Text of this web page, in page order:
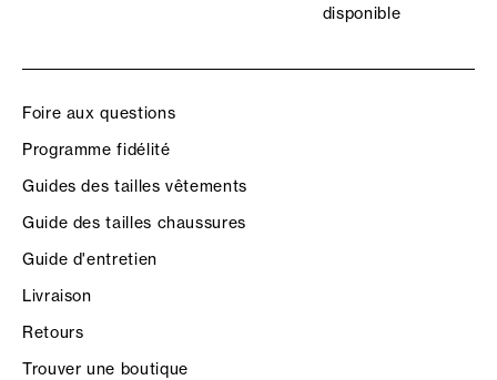
disponible
Foire aux questions
Programme fidélité
Guides des tailles vêtements
Guide des tailles chaussures
Guide d'entretien
Livraison
Retours
Trouver une boutique